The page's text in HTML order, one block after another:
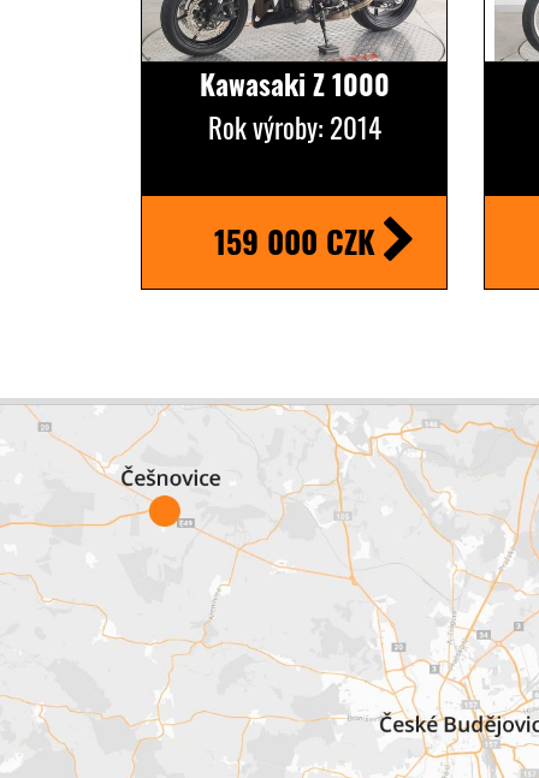
Kawasaki Z 1000
Rok výroby: 2014
159 000 CZK